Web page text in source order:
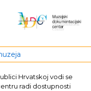
Hrvatskoj vodi se
radi dostupnosti